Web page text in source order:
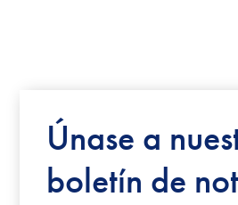
Únase a
boletín de